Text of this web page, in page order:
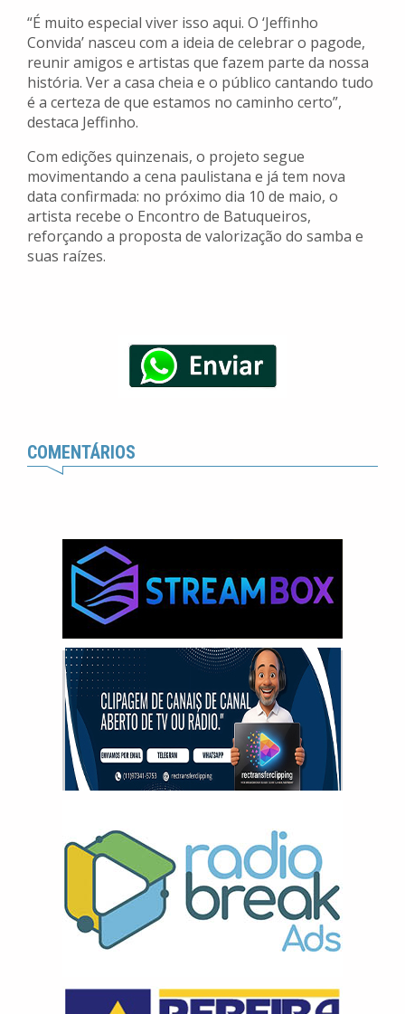
“É muito especial viver isso aqui. O ‘Jeffinho
Convida’ nasceu com a ideia de celebrar o pagode,
reunir amigos e artistas que fazem parte da nossa
história. Ver a casa cheia e o público cantando tudo
é a certeza de que estamos no caminho certo”,
destaca Jeffinho.
Com edições quinzenais, o projeto segue
movimentando a cena paulistana e já tem nova
data confirmada: no próximo dia 10 de maio, o
artista recebe o Encontro de Batuqueiros,
reforçando a proposta de valorização do samba e
suas raízes.
COMENTÁRIOS